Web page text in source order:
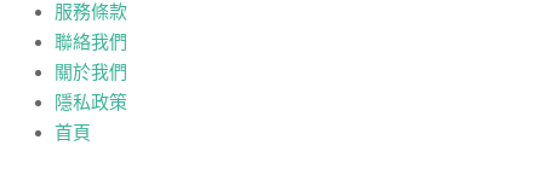
服務條款
聯絡我們
關於我們
隱私政策
首頁